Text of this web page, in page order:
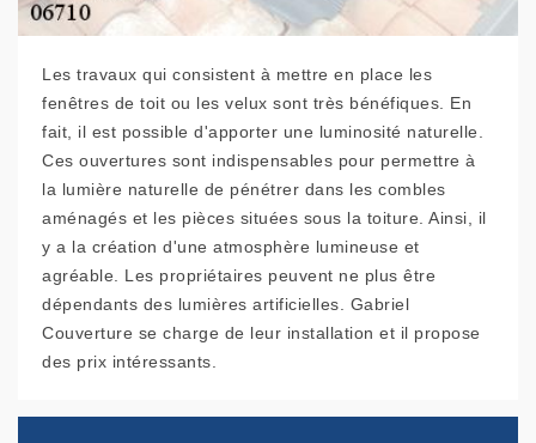
Les travaux qui consistent à mettre en place les
fenêtres de toit ou les velux sont très bénéfiques. En
fait, il est possible d'apporter une luminosité naturelle.
Ces ouvertures sont indispensables pour permettre à
la lumière naturelle de pénétrer dans les combles
aménagés et les pièces situées sous la toiture. Ainsi, il
y a la création d'une atmosphère lumineuse et
agréable. Les propriétaires peuvent ne plus être
dépendants des lumières artificielles. Gabriel
Couverture se charge de leur installation et il propose
des prix intéressants.